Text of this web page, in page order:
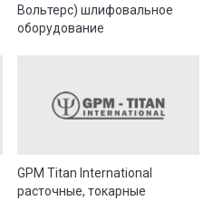
Вольтерс) шлифовальное
оборудование
GPM Titan International
расточные, токарные